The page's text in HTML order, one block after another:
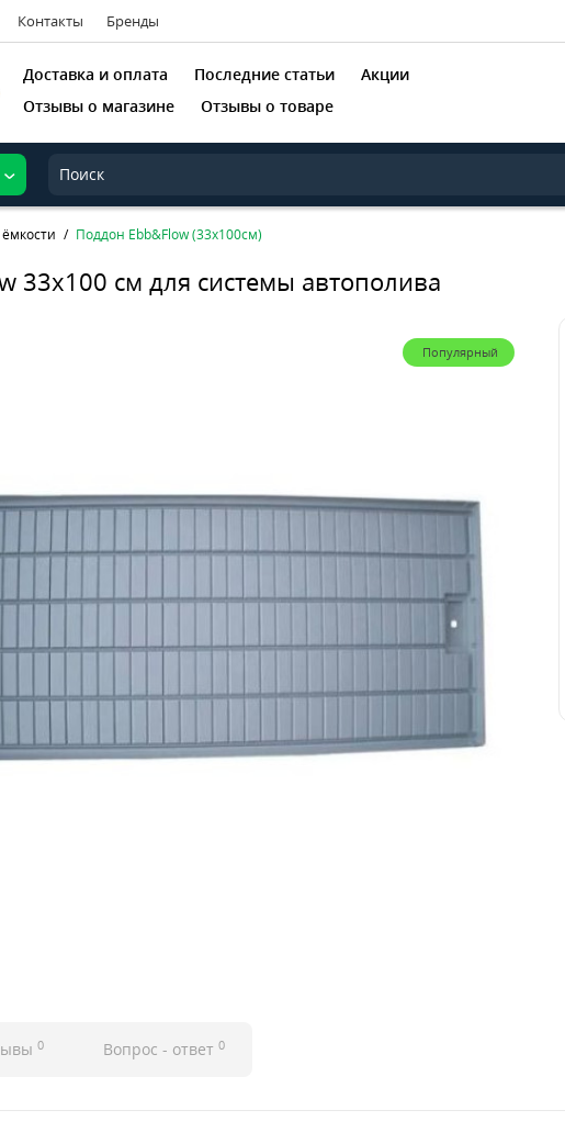
Контакты Бренды
Доставка и оплата Последние статьи
Акции
Отзывы о магазине
Отзывы о товаре
Поддон Ebb&Flow (33x100см)
33x100 см для системы автополива
Популярный
0 Вопрос - ответ 0